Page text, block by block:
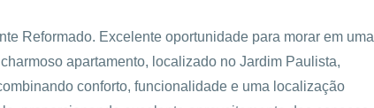
Reformado. Excelente oportunidade para morar em uma
apartamento, localizado no Jardim Paulista,
conforto, funcionalidade e uma localização